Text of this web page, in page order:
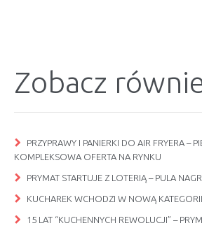
Zobacz
PRZYPRAWY I PANIERKI DO AIR FRYERA –
KOMPLEKSOWA OFERTA NA RYNKU
PRYMAT STARTUJE Z LOTERIĄ – PULA
KUCHAREK WCHODZI W NOWĄ
15 LAT “KUCHENNYCH REWOLUCJI” –